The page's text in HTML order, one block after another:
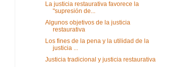
La justicia restaurativa favorece la
"supresión de...
Algunos objetivos de la justicia
restaurativa
Los fines de la pena y la utilidad de la
justicia ...
Justicia tradicional y justicia restaurativa